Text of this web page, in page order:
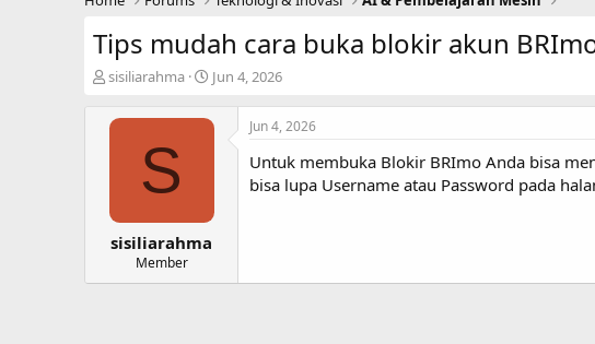
Tips mudah cara buka blokir akun
T
e
t
r
sisiliarahma
S
r
t
Jun 4, 2026
S
sisiliarahma
Member
Jun 4, 2026
Untuk membuka Blokir BRImo Anda bisa
bisa lupa Username atau Password pada